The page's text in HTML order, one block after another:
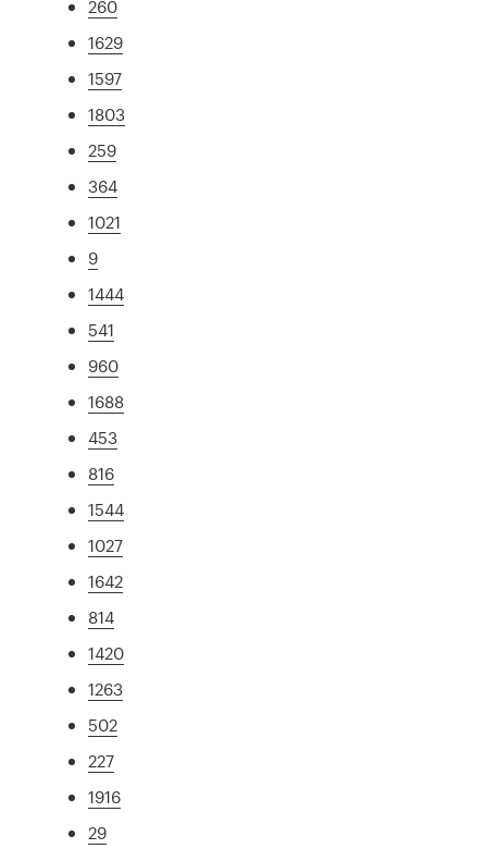
260
1629
1597
1803
259
364
1021
9
1444
541
960
1688
453
816
1544
1027
1642
814
1420
1263
502
227
1916
29